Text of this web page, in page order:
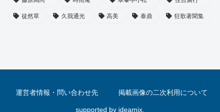
徒然草 久我通光 高美 泰鼎 狂歌著聞集
運営者情報・問い合わせ先 掲載画像の二次利用について
supported by ideamix.